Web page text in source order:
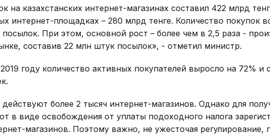
на казахстанских интернет-магазинах составил 422 млрд
интернет-площадках – 280 млрд тенге. Количество покупок
При этом, основной рост – более чем в 2,5 раза -
составив 22 млн штук посылок», - отметил министр.
году количество активных покупателей выросло на 72% и
действуют более 2 тысяч интернет-магазинов. Однако для
в виде освобождения от уплаты подоходного налога
магазинов. Поэтому важно, не ужесточая регулирование,